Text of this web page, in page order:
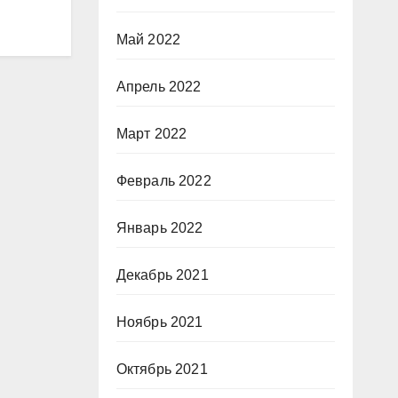
Май 2022
Апрель 2022
Март 2022
Февраль 2022
Январь 2022
Декабрь 2021
Ноябрь 2021
Октябрь 2021